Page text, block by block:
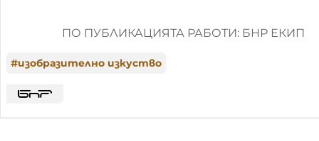
ПО ПУБЛИКАЦИЯТА РАБОТИ: БНР ЕКИП
#изобразително изкуство